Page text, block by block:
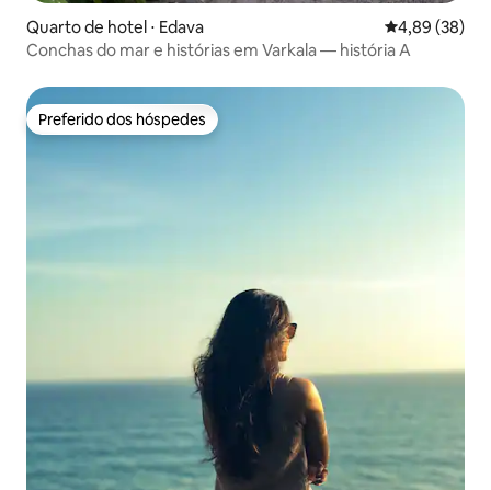
Quarto de hotel ⋅ Edava 4,89 de uma
4,89 (38)
Conchas do mar e histórias em Varkala — história A
Preferido dos hóspedes
Preferido dos hóspedes